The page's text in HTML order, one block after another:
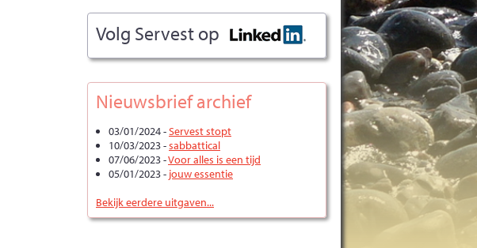
Volg Servest op
Nieuwsbrief archief
03/01/2024 -Servest stopt
10/03/2023 -sabbattical
07/06/2023 -Voor alles is een tijd
05/01/2023 - jouw essentie
Bekijk eerdere uitgaven...